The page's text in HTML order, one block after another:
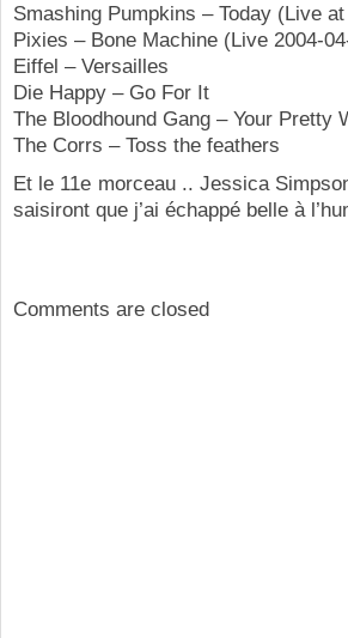
Smashing Pumpkins – Today (Live
Pixies – Bone Machine (Live 2004-
Eiffel – Versailles
Die Happy – Go For It
The Bloodhound Gang – Your Pretty
The Corrs – Toss the feathers
Et le 11e morceau .. Jessica
saisiront que j’ai échappé belle à
Comments are closed